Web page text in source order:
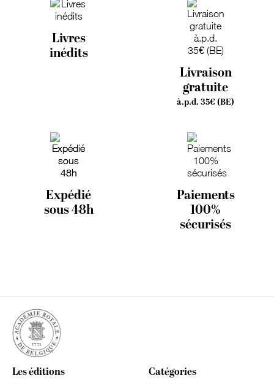
Livres
inédits
Livraison
gratuite
à.p.d. 35€ (BE)
Expédié
sous 48h
Paiements
100%
sécurisés
Les éditions Catégories